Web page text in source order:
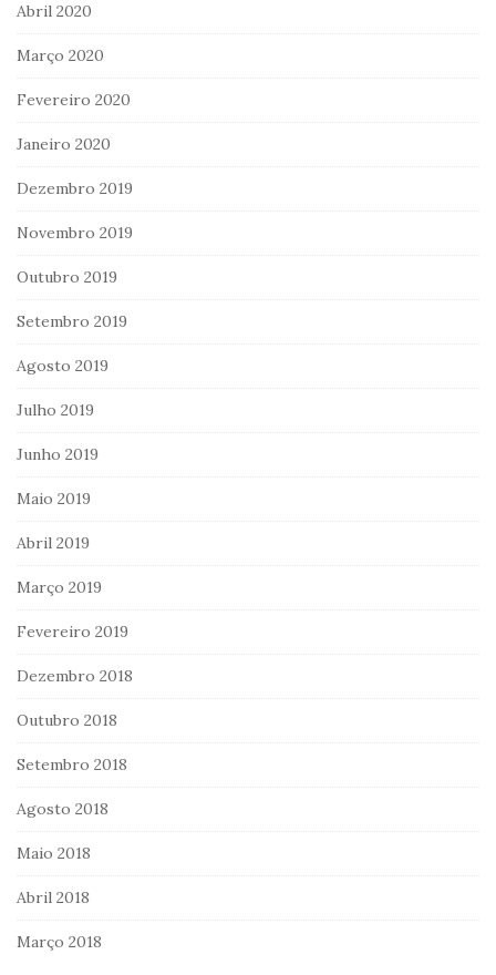
Abril 2020
Março 2020
Fevereiro 2020
Janeiro 2020
Dezembro 2019
Novembro 2019
Outubro 2019
Setembro 2019
Agosto 2019
Julho 2019
Junho 2019
Maio 2019
Abril 2019
Março 2019
Fevereiro 2019
Dezembro 2018
Outubro 2018
Setembro 2018
Agosto 2018
Maio 2018
Abril 2018
Março 2018